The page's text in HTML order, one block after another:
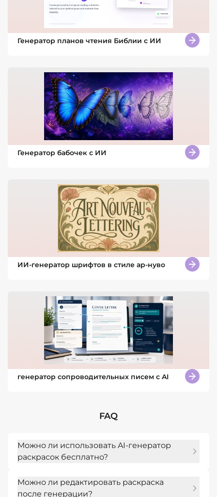
Генератор планов чтения Библии с ИИ
Генератор бабочек с ИИ
ИИ-генератор шрифтов в стиле ар-нуво
генератор сопроводительных писем с AI
FAQ
Можно ли использовать AI-генератор
раскрасок бесплатно?
кредитов ИИ после регистрации и
Можно ли редактировать раскраска
после генерации?